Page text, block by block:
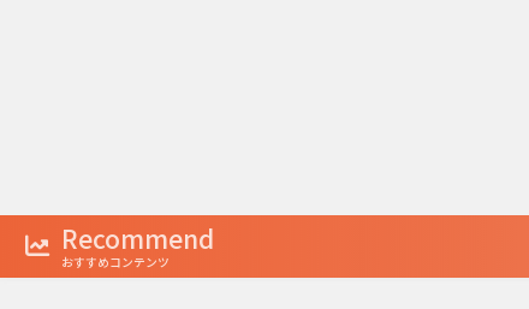
Recommend
おすすめコンテンツ